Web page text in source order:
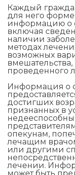
Каждый
для него
информацию о
включая
наличии
методах
возможных
вмешательства,
проведенного
Информация о
достигших
признанных в
опекунам,
лечащим
или другими
лечении.